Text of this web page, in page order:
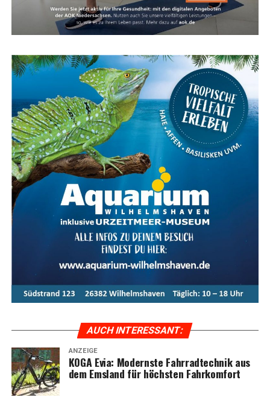
Kar­te für das Ems­land Papenburg
Fazit: Das KOGA Evia — Per­fek­te
Wahl für Radfahrkomfort
Das KOGA Evia ist die per­fek­te Wahl für alle, die uner­
reich­ten Rad­fahr­kom­fort mit stil­vol­lem Design und
moderns­ter Tech­no­lo­gie ver­bin­den möch­ten. Ent­de­cken
Sie das ulti­ma­ti­ve Fahr­erleb­nis mit dem KOGA Evia und
genie­ßen Sie jede Fahrt in vol­len Zügen.
Das KOGA Evia bie­tet ulti­ma­ti­ven Fahr­rad­
kom­fort, kom­bi­niert mit inno­va­ti­ver Tech­no­lo­gie und
stil­vol­lem Design. Ent­de­cken Sie die Vor­tei­le und Model­
le der Evia-Serie im Ems­land und erle­ben Sie moder­nen
AUCH INTER­ES­SANT:
ANZEIGE
KOGA Evia: Moderns­te Fahr­rad­tech­nik aus
dem Ems­land für höchs­ten Fahrkomfort